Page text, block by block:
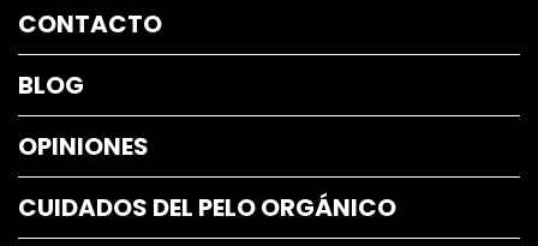
CONTACTO
BLOG
OPINIONES
CUIDADOS DEL PELO ORGÁNICO